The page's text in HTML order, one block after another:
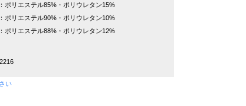
ポリエステル85%・ポリウレタン15%
ポリエステル90%・ポリウレタン10%
ポリエステル88%・ポリウレタン12%
い